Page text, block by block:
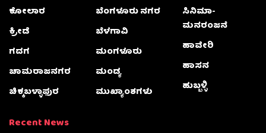
ಕೋಲಾರ
ಕ್ರೀಡೆ
ಗದಗ
ಚಾಮರಾಜನಗರ
ಚಿಕ್ಕಬಳ್ಳಾಫುರ
ಬೆಂಗಳೂರು ನಗರ
ಬೆಳಗಾವಿ
ಮಂಗಳೂರು
ಮಂಡ್ಯ
ಮುಖ್ಯಾಂಶಗಳು
ಸಿನಿಮಾ-
ಮನರಂಜನೆ
ಹಾವೇರಿ
ಹಾಸನ
ಹುಬ್ಬಳ್ಳಿ
Recent News